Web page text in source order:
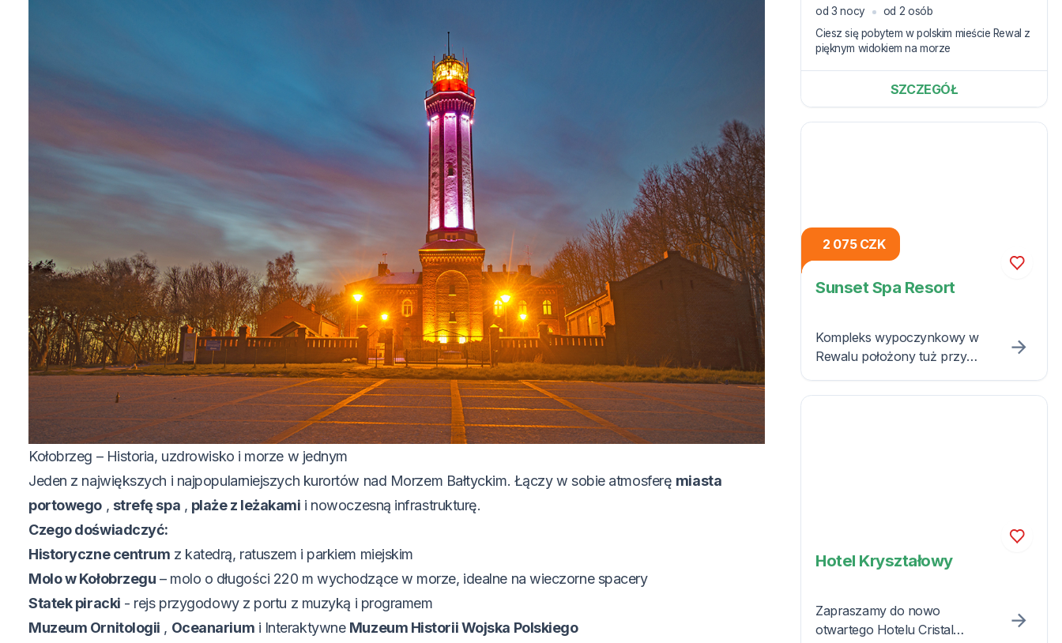
Kołobrzeg – Historia, uzdrowisko i morze w jednym
Jeden z największych i najpopularniejszych kurortów nad Morzem Bałtyckim. Łączy w sobie atmosferę miasta
portowego, strefę spa , plaże z leżakami i nowoczesną infrastrukturę.
Czego doświadczyć:
Historyczne centrum z katedrą, ratuszem i parkiem miejskim
Molo w Kołobrzegu – molo o długości 220 m wychodzące w morze, idealne na wieczorne spacery
Statek piracki - rejs przygodowy z portu z muzyką i programem
Muzeum Ornitologii , Oceanarium i Interaktywne Muzeum Historii Wojska Polskiego
od 3 nocy
od 2 osób
Ciesz się pobytem w polskim mieście Rewal z
pięknym widokiem na morze
SZCZEGÓŁ
2 075 CZK
Sunset Spa Resort
Kompleks wypoczynkowy w
Rewalu położony tuż przy
Hotel Kryształowy
Zapraszamy do nowo
otwartego Hotelu Cristal